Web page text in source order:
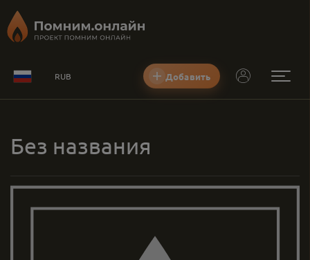
RUB Добавить
Без названия